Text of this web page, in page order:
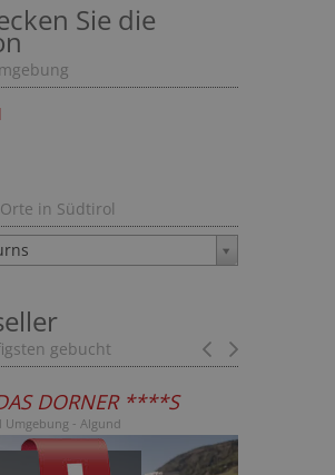
Sie die
in Südtirol
Prev
gebucht
DORNER ****S
Umgebung - Algund